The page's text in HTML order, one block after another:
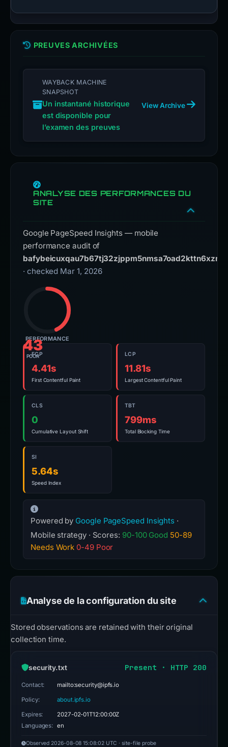
PREUVES ARCHIVÉES
WAYBACK MACHINE
SNAPSHOT
Un instantané historique
est disponible pour
l’examen des preuves
View Archive
ANALYSE DES PERFORMANCES DU
SITE
Google PageSpeed Insights — mobile
performance audit of
· checked Mar 1, 2026
43
POOR
PERFORMANCE
FCP
4.41s
First Contentful Paint
LCP
11.81s
Largest Contentful Paint
CLS
0
Cumulative Layout Shift
TBT
799ms
Total Blocking Time
SI
5.64s
Speed Index
Powered by Google PageSpeed Insights ·
Mobile strategy · Scores: 90-100 Good 50-89
Needs Work 0-49 Poor
Analyse de la configuration du site
Stored observations are retained with their original
collection time.
security.txt Present · HTTP 200
Contact: mailto:security@ipfs.io
Policy: about.ipfs.io
Expires:
2027-02-01T12:00:00Z
Languages: en
Observed 2026-08-08 15:08:02 UTC · site-file probe